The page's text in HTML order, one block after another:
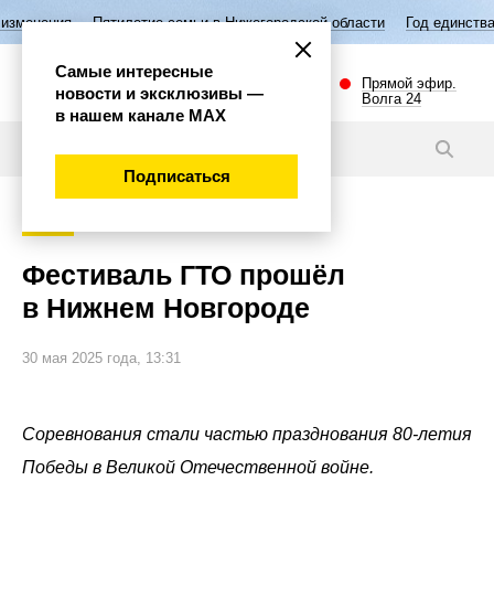
семьи в Нижегородской области Год единства народов России
Прямой эфир.
Волга 24
Фестиваль ГТО прошёл
в Нижнем Новгороде
30 мая 2025 года, 13:31
Соревнования стали частью празднования 80-летия
Победы в Великой Отечественной войне.
Самые интересные
новости и эксклюзивы —
в нашем канале МАХ
Подписаться